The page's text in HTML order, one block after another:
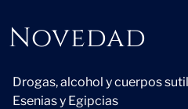
Novedad
Novedad
Drogas, alcohol y cuerpos
Esenias y Egipcias